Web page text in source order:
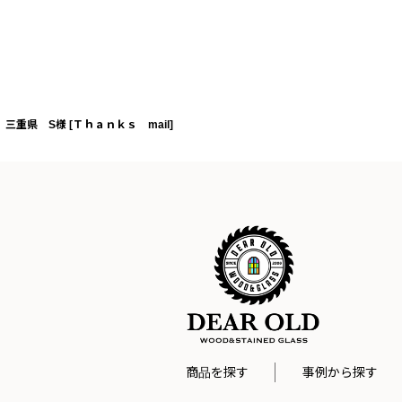
三重県 S様 [Ｔｈａｎｋｓ mail]
商品を探す 事例から探す